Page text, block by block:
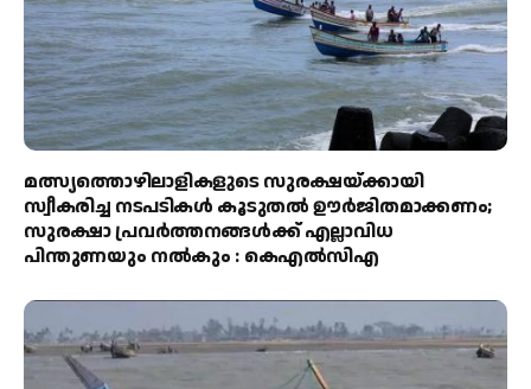
മത്സ്യത്തൊഴിലാളികളുടെ സുരക്ഷയ്ക്കായി
സ്വീകരിച്ച നടപടികൾ കൂടുതൽ ഊർജിതമാക്കണം;
സുരക്ഷാ പ്രവർത്തനങ്ങൾക്ക് എല്ലാവിധ
പിന്തുണയും നൽകും : കെഎൽസിഎ